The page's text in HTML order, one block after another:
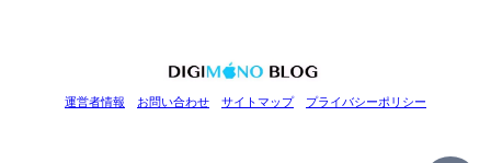
運営者情報 お問い合わせ サイトマップ プライバシーポリシー